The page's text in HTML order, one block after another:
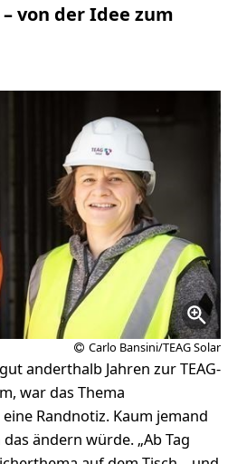
von der Idee zum
Carlo Bansini/TEAG Solar
anderthalb Jahren zur TEAG-
war das Thema
Randnotiz. Kaum jemand
ändern würde. „Ab Tag